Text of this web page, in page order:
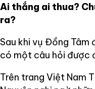
Ai thắng ai thua?
ra?
Sau khi vụ Đồng
có một câu hỏi được
Trên trang Việt Nam